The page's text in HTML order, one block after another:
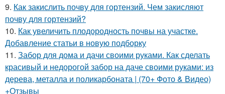
9. Как закислить почву для гортензий. Чем закисляют
почву для гортензий?
10. Как увеличить плодородность почвы на участке.
Добавление статьи в новую подборку
11. Забор для дома и дачи своими руками. Как сделать
красивый и недорогой забор на даче своими руками: из
дерева, металла и поликарбоната | (70+ Фото & Видео)
+Отзывы